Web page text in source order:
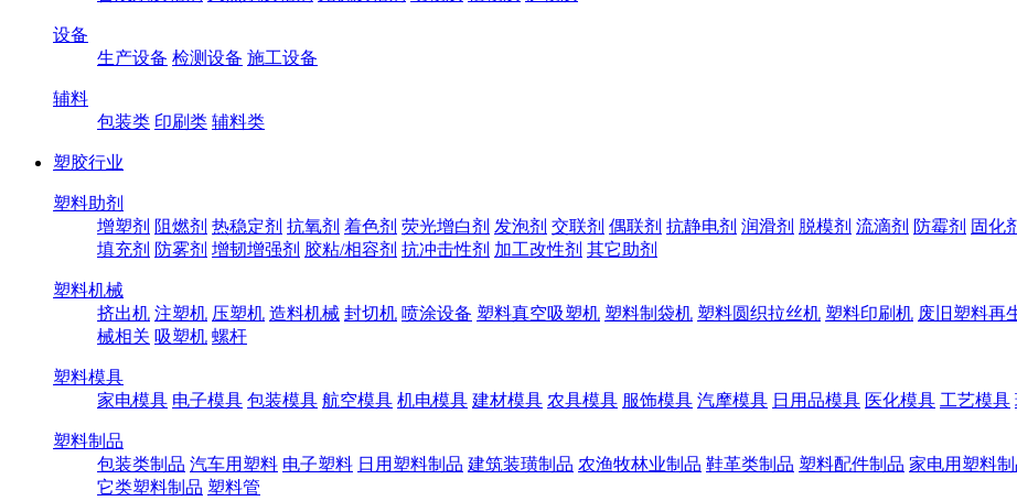
设备
生产设备 检测设备 施工设备
辅料
包装类 印刷类 辅料类
塑胶行业
塑料助剂
增塑剂 阻燃剂 热稳定剂 抗氧剂 着色剂 荧光增白剂 发泡剂 交联剂 偶联剂 抗静电剂 润滑剂 脱模剂 流滴剂 防霉剂 固化
填充剂 防雾剂 增韧增强剂 胶粘/相容剂 抗冲击性剂 加工改性剂 其它助剂
塑料机械
挤出机 注塑机 压塑机 造料机械 封切机 喷涂设备 塑料真空吸塑机 塑料制袋机 塑料圆织拉丝机 塑料印刷机 废旧塑料再
械相关 吸塑机 螺杆
塑料模具
家电模具 电子模具 包装模具 航空模具 机电模具 建材模具 农具模具 服饰模具 汽摩模具 日用品模具 医化模具 工艺模具
塑料制品
包装类制品 汽车用塑料 电子塑料 日用塑料制品 建筑装璜制品 农渔牧林业制品 鞋革类制品 塑料配件制品 家电用塑料制
它类塑料制品 塑料管